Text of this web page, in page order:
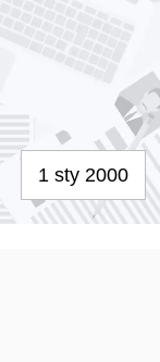
1 sty 2000